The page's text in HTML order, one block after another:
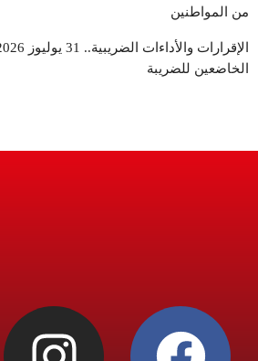
من المواطنين
الخاضعين للضريبة